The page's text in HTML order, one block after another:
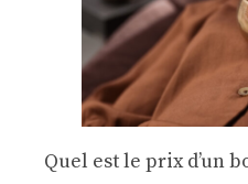
Quel est le prix d’un